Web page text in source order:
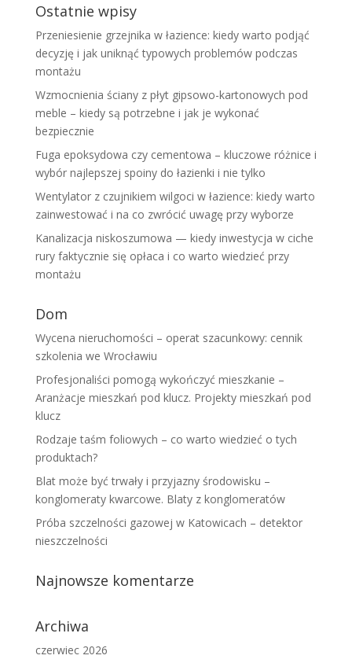
Ostatnie wpisy
Przeniesienie grzejnika w łazience: kiedy warto podjąć
decyzję i jak uniknąć typowych problemów podczas
montażu
Wzmocnienia ściany z płyt gipsowo-kartonowych pod
meble – kiedy są potrzebne i jak je wykonać
bezpiecznie
Fuga epoksydowa czy cementowa – kluczowe różnice i
wybór najlepszej spoiny do łazienki i nie tylko
Wentylator z czujnikiem wilgoci w łazience: kiedy warto
zainwestować i na co zwrócić uwagę przy wyborze
Kanalizacja niskoszumowa — kiedy inwestycja w ciche
rury faktycznie się opłaca i co warto wiedzieć przy
montażu
Dom
Wycena nieruchomości – operat szacunkowy: cennik
szkolenia we Wrocławiu
Profesjonaliści pomogą wykończyć mieszkanie –
Aranżacje mieszkań pod klucz. Projekty mieszkań pod
klucz
Rodzaje taśm foliowych – co warto wiedzieć o tych
produktach?
Blat może być trwały i przyjazny środowisku –
konglomeraty kwarcowe. Blaty z konglomeratów
Próba szczelności gazowej w Katowicach – detektor
nieszczelności
Najnowsze komentarze
Archiwa
czerwiec 2026